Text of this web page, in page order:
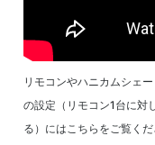
gunma.com/
maintenance.php
リモコンやハニカムシェ
の設定（リモコン1台に対
る）にはこちらをご覧くだ